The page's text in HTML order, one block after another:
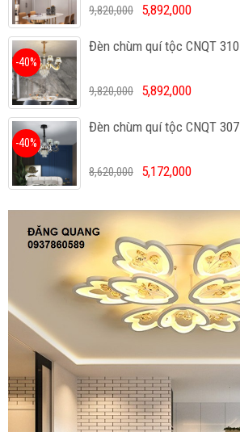
9,820,000 5,892,000
Đèn chùm quí tộc CNQT 310
-40%
9,820,000 5,892,000
Đèn chùm quí tộc CNQT 307
-40%
8,620,000 5,172,000